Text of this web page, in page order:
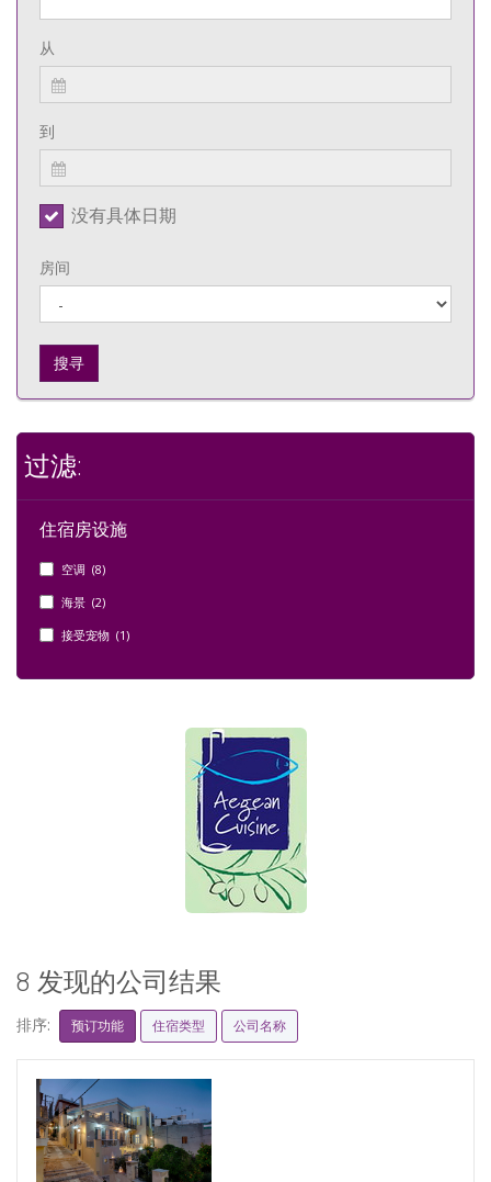
从
到
没有具体日期
房间
搜寻
过滤:
住宿房设施
空调 (8)
海景 (2)
接受宠物 (1)
8 发现的公司结果
排序: 预订功能 住宿类型 公司名称